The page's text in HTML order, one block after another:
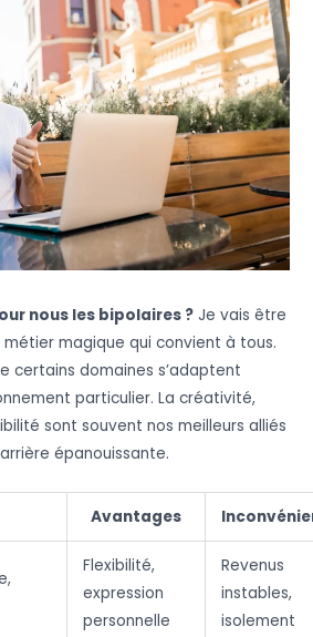
nous les bipolaires ? Je vais être
métier magique qui convient à tous.
certains domaines s’adaptent
particulier. La créativité,
sont souvent nos meilleurs alliés
épanouissante.
Avantages
Flexibilité,
expression
personnelle
Revenus
instables,
isolement